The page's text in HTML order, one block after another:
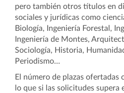
pero también otros títulos en
sociales y jurídicas como
Biología, Ingeniería Forestal,
Ingeniería de Montes,
Sociología, Historia,
Periodismo…
El número de plazas ofertadas
lo que si las solicitudes supera